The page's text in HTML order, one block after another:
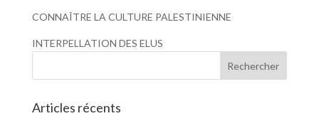
CONNAÎTRE LA CULTURE PALESTINIENNE
INTERPELLATION DES ELUS
Articles récents